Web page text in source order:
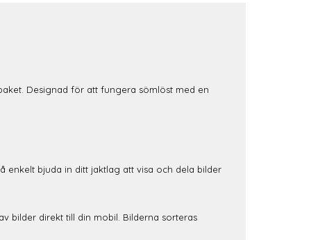
Designad för att fungera sömlöst med en
enkelt bjuda in ditt jaktlag att visa och dela bilder
bilder direkt till din mobil. Bilderna sorteras